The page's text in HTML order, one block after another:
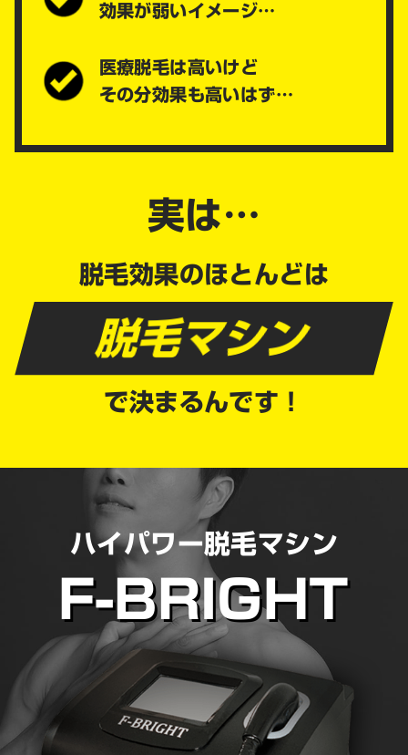
効果が弱いイメージ…
医療脱毛は高いけど
その分効果も高いはず…
実は…
脱毛効果のほとんどは
脱毛マシン
で決まるんです！
ハイパワー脱毛マシン
F-BRIGHT